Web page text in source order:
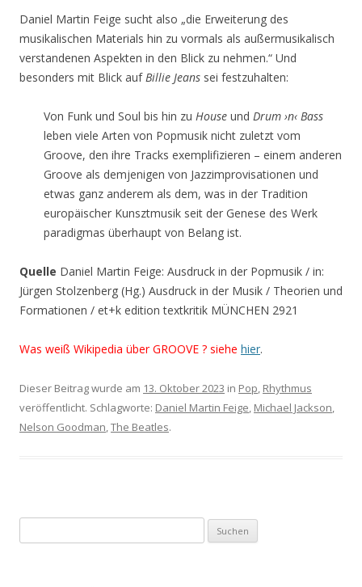
Daniel Martin Feige sucht also „die Erweiterung des
musikalischen Materials hin zu vormals als außermusikalisch
verstandenen Aspekten in den Blick zu nehmen.“ Und
besonders mit Blick aufBillie Jeans sei festzuhalten:
Von Funk und Soul bis hin zu House und Drum ›n‹ Bass
leben viele Arten von Popmusik nicht zuletzt vom
Groove, den ihre Tracks exemplifizieren – einem anderen
Groove als demjenigen von Jazzimprovisationen und
etwas ganz anderem als dem, was in der Tradition
europäischer Kunsztmusik seit der Genese des Werk
paradigmas überhaupt von Belang ist.
Quelle Daniel Martin Feige: Ausdruck in der Popmusik / in:
Jürgen Stolzenberg (Hg.) Ausdruck in der Musik / Theorien und
Formationen / et+k edition textkritik MÜNCHEN 2921
Was weiß Wikipedia über GROOVE ? siehe hier.
Dieser Beitrag wurde am 13. Oktober 2023 in Pop, Rhythmus
veröffentlicht. Schlagworte: Daniel Martin Feige, Michael Jackson,
Nelson Goodman,The Beatles.
u